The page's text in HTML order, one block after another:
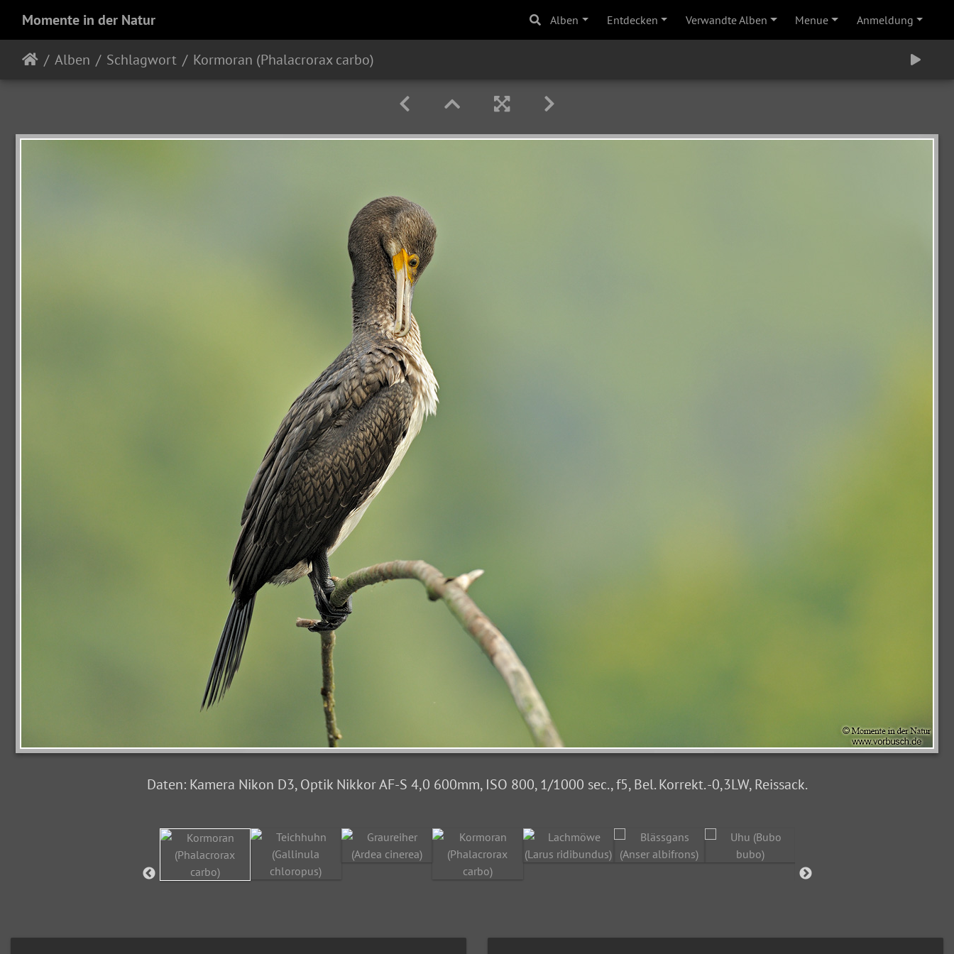
Momente in der Natur Alben Entdecken Verwandte Alben Menue Anmeldung
Alben Schlagwort Kormoran (Phalacrorax carbo)
Daten: Kamera Nikon D3, Optik Nikkor AF-S 4,0 600mm, ISO 800, 1/1000 sec., f5, Bel. Korrekt. -0,3LW, Reissack.